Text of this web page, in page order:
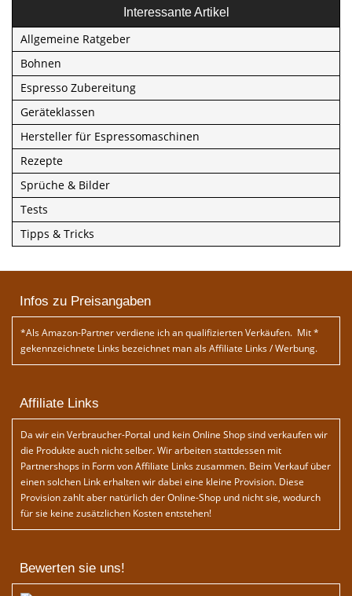
Interessante Artikel
Allgemeine Ratgeber
Bohnen
Espresso Zubereitung
Geräteklassen
Hersteller für Espressomaschinen
Rezepte
Sprüche & Bilder
Tests
Tipps & Tricks
Infos zu Preisangaben
*Als Amazon-Partner verdiene ich an qualifizierten Verkäufen. Mit *
gekennzeichnete Links bezeichnet man als Affiliate Links / Werbung.
Affiliate Links
Da wir ein Verbraucher-Portal und kein Online Shop sind verkaufen wir
die Produkte auch nicht selber. Wir arbeiten stattdessen mit
Partnershops in Form von Affiliate Links zusammen. Beim Verkauf über
einen solchen Link erhalten wir dabei eine kleine Provision. Diese
Provision zahlt aber natürlich der Online-Shop und nicht sie, wodurch
für sie keine zusätzlichen Kosten entstehen!
Bewerten sie uns!